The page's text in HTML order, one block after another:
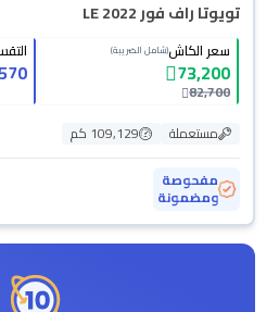
تويوتا راف فور LE 2022
سعر الكاش(شامل الضريبة)
73,200
82,700
مستعملة
109,129 كم
مفحوصة
ومضمونة